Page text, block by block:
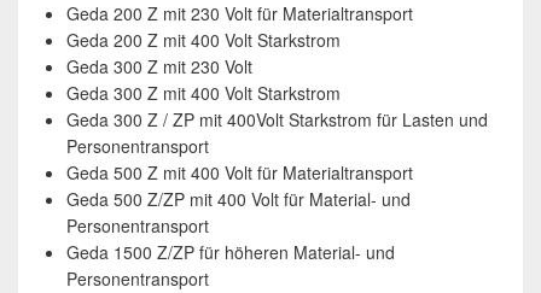
Geda 200 Z mit 230 Volt für Materialtransport
Geda 200 Z mit 400 Volt Starkstrom
Geda 300 Z mit 230 Volt
Geda 300 Z mit 400 Volt Starkstrom
Geda 300 Z / ZP mit 400Volt Starkstrom für Lasten und
Personentransport
Geda 500 Z mit 400 Volt für Materialtransport
Geda 500 Z/ZP mit 400 Volt für Material- und
Personentransport
Geda 1500 Z/ZP für höheren Material- und
Personentransport